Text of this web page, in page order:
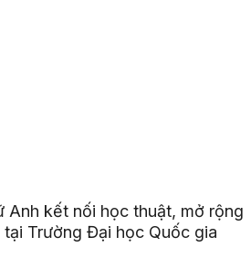
Anh kết nối học thuật, mở rộng
tại Trường Đại học Quốc gia